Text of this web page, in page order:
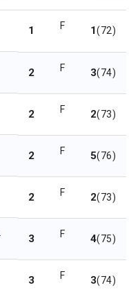
1 F 1(72)
2 F 3(74)
2 F 2(73)
2 F 5(76)
2 F 2(73)
3 F 4(75)
3 F 3(74)